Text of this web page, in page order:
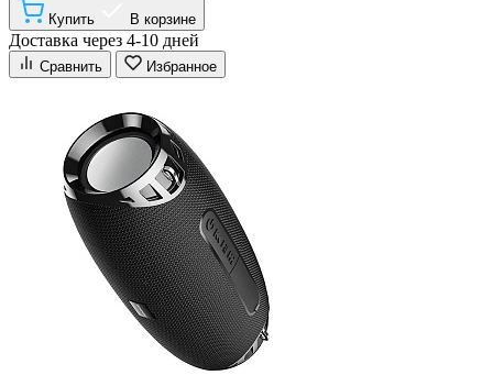
Купить В корзине
Доставка через 4-10 дней
Сравнить Избранное